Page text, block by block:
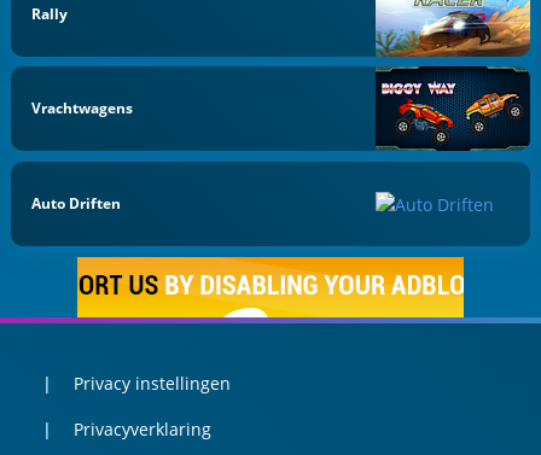
Rally
Vrachtwagens
Auto Driften
Privacy instellingen
Privacyverklaring